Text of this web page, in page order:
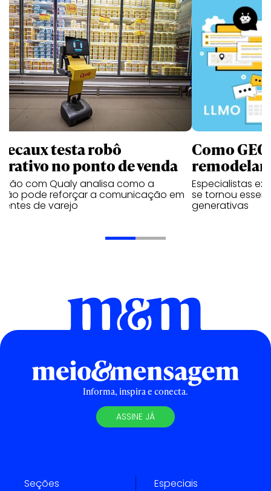
testa robô
no ponto de venda
com Qualy analisa como a
pode reforçar a comunicação em
de varejo
Como
Especialistas
se tornou
generativas
Informa, inspira e conecta.
ASSINE JÁ
Seções Especiais